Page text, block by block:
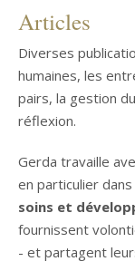
Articles
Diverses
humaines, les
pairs, la gestion
réflexion.
Gerda travaille
en particulier
soins et
fournissent
- et partagent